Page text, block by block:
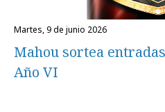
martes, 9 de junio 2026
Mahou sortea
Año VI